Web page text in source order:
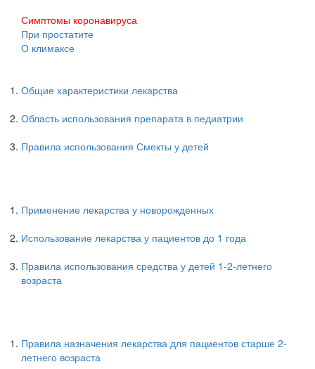
Симптомы коронавируса
При простатите
О климаксе
Общие характеристики лекарства
Область использования препарата в педиатрии
Правила использования Смекты у детей
Применение лекарства у новорожденных
Использование лекарства у пациентов до 1 года
Правила использования средства у детей 1-2-летнего
возраста
Правила назначения лекарства для пациентов старше 2-
летнего возраста